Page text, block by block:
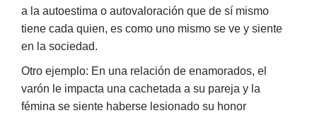
a la autoestima o autovaloración que de sí mismo
tiene cada quien, es como uno mismo se ve y siente
en la sociedad.
Otro ejemplo: En una relación de enamorados, el
varón le impacta una cachetada a su pareja y la
fémina se siente haberse lesionado su honor